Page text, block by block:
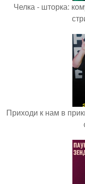
Челка - шторка:
Приходи к нам в